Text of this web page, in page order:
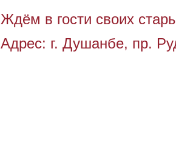
Ждём в гости своих
Адрес: г. Душанбе, пр.